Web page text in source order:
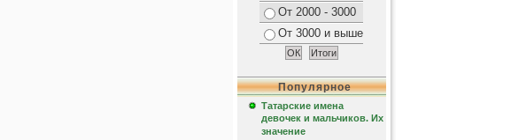
От 2000 - 3000
От 3000 и выше
Популярное
Татарские имена
девочек и мальчиков. Их
значение